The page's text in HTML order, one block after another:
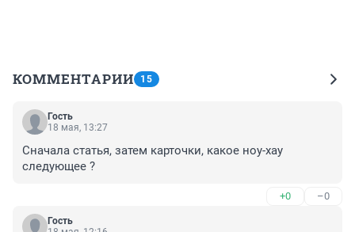
КОММЕНТАРИИ 15
Гость
18 мая, 13:27
Сначала статья, затем карточки, какое ноу-хау
следующее ?
+0 –0
Гость